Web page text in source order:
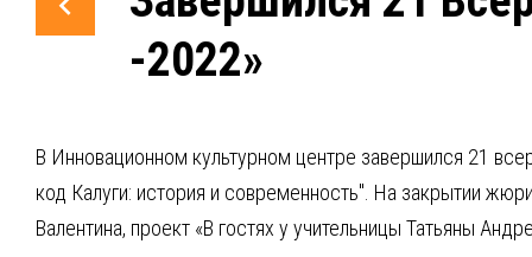
-2022»
В Инновационном культурном центре завершился 21
код Калуги: история и современность". На закрытии
Валентина, проект «В гостях у учительницы Татьяны